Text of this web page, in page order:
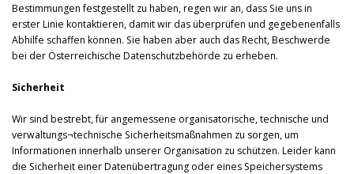
Bestimmungen festgestellt zu haben, regen wir an, dass Sie uns in
erster Linie kontaktieren, damit wir das überprüfen und gegebenenfalls
Abhilfe schaffen können. Sie haben aber auch das Recht, Beschwerde
bei der Österreichische Datenschutzbehörde zu erheben.
Sicherheit
Wir sind bestrebt, für angemessene organisatorische, technische und
verwaltungs¬technische Sicherheitsmaßnahmen zu sorgen, um
Informationen innerhalb unserer Organisation zu schützen. Leider kann
die Sicherheit einer Datenübertragung oder eines Speichersystems